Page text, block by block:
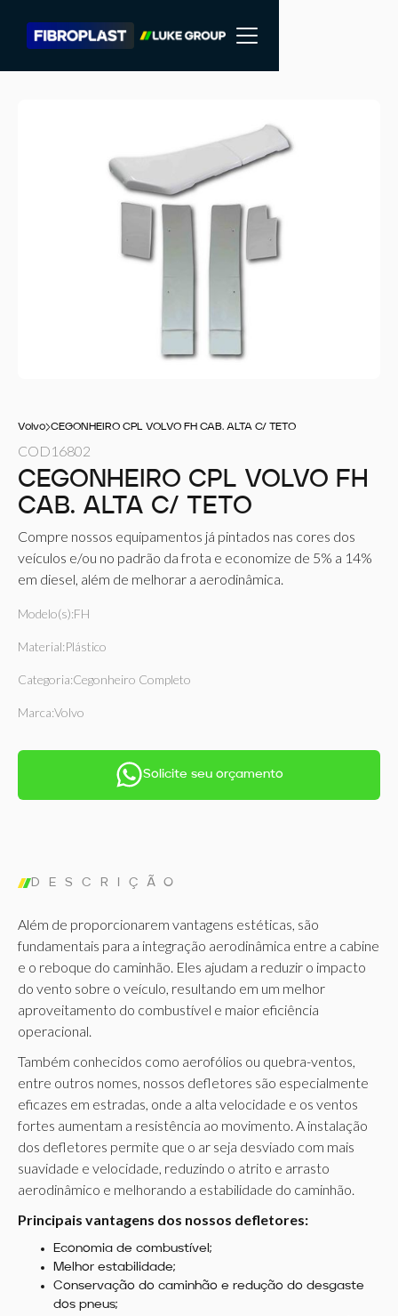
Volvo CEGONHEIRO CPL VOLVO FH CAB. ALTA C/ TETO
COD16802
CEGONHEIRO CPL VOLVO FH
CAB. ALTA C/ TETO
Compre nossos equipamentos já pintados nas cores dos
veículos e/ou no padrão da frota e economize de 5% a 14%
em diesel, além de melhorar a aerodinâmica.
Modelo(s):FH
Material:Plástico
Categoria:Cegonheiro Completo
Marca:Volvo
Solicite seu orçamento
DESCRIÇÃO
Além de proporcionarem vantagens estéticas, são
fundamentais para a integração aerodinâmica entre a cabine
e o reboque do caminhão. Eles ajudam a reduzir o impacto
do vento sobre o veículo, resultando em um melhor
aproveitamento do combustível e maior eficiência
operacional.
Também conhecidos como aerofólios ou quebra-ventos,
entre outros nomes, nossos defletores são especialmente
eficazes em estradas, onde a alta velocidade e os ventos
fortes aumentam a resistência ao movimento. A instalação
dos defletores permite que o ar seja desviado com mais
suavidade e velocidade, reduzindo o atrito e arrasto
aerodinâmico e melhorando a estabilidade do caminhão.
Principais vantagens dos nossos defletores:
Economia de combustível;
Melhor estabilidade;
Conservação do caminhão e redução do desgaste
dos pneus;